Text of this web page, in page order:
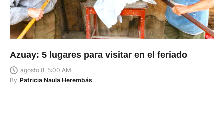
Azuay: 5 lugares para visitar en el feriado
agosto 8, 5:00 AM
By Patricia Naula Herembás